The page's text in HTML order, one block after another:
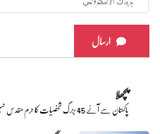
ارسال
پچھلا
پاکستان سے آئے 45 بزرگ شخصیات کا حرم مقدس حسینی میں استقبال